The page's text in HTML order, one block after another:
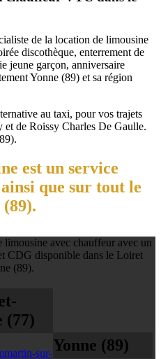
de la location de limousine
discothèque, enterrement de
jeune garçon, anniversaire
Yonne (89) et sa région
au taxi, pour vos trajets
et de Roissy Charles De Gaulle.
est un service
que sur tout le
avec chauffeur avec un
CDG disponible dans le Loiret
(89).
(77)
sur-Yonne (89)